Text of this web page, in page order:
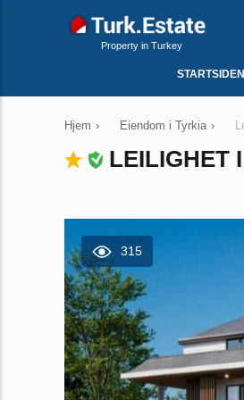
Property in Turkey
STARTSIDEN
Hjem › Eiendom i Tyrkia ›
LEILIGHET
315